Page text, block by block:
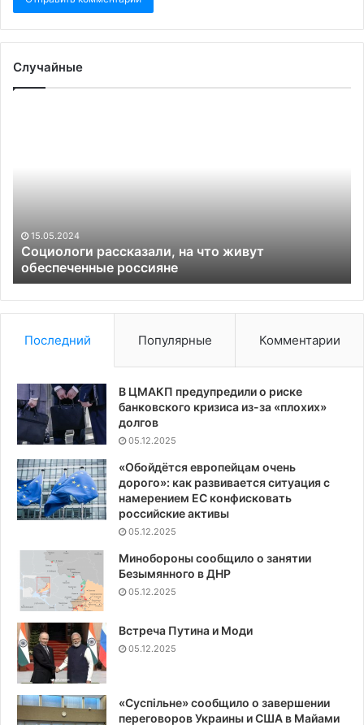
Случайные
15.05.2024
Социологи рассказали, на что живут
обеспеченные россияне
Последний Популярные Комментарии
В ЦМАКП предупредили о риске
банковского кризиса из-за «плохих»
долгов
05.12.2025
«Обойдётся европейцам очень
дорого»: как развивается ситуация с
намерением ЕС конфисковать
российские активы
05.12.2025
Минобороны сообщило о занятии
Безымянного в ДНР
05.12.2025
Встреча Путина и Моди
05.12.2025
«Суспiльне» сообщило о завершении
переговоров Украины и США в Майами